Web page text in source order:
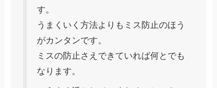
す。
うまくいく方法よりもミス防止のほう
がカンタンです。
ミスの防止さえできていれば何とでも
なります。